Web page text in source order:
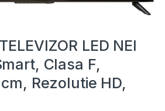
LED NEI
Clasa F,
Rezolutie HD,